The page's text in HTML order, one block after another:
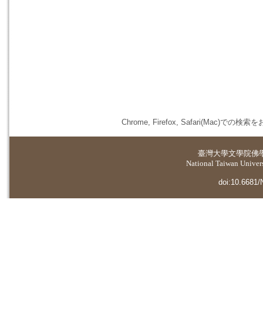
Chrome, Firefox, Safari(Mac)での検索を
臺灣大學文學院佛
National Taiwan
doi:10.6681/